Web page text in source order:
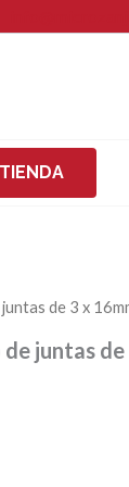
TIENDA
de 3 x
juntas